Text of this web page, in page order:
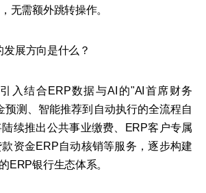
无需额外跳转操作。
展方向是什么？
入结合ERP数据与AI的"AI首席财务
预测、智能推荐到自动执行的全流程自
续推出公共事业缴费、ERP客户专属
资金ERP自动核销等服务，逐步构建
ERP银行生态体系。